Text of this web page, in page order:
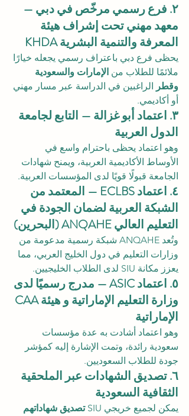
٢. فرع رسمي مرخّص في دبي —
معهد مهني تحت إشراف هيئة
المعرفة والتنمية البشرية KHDA
يحظى فرع دبي باعتراف رسمي يجعله خيارًا
ملائمًا للطلاب من الإمارات والسعودية
وقطر الراغبين في الدراسة عبر مسار مهني
أو أكاديمي.
٣. اعتماد أبو غزالة — التابع لجامعة
الدول العربية
وهو اعتماد يحظى باحترام واسع في
الأوساط الأكاديمية العربية، ويمنح شهادات
الجامعة قبولًا قويًا لدى المؤسسات العربية.
٤. اعتماد ECLBS — المعتمد من
الشبكة العربية لضمان الجودة في
التعليم العالي ANQAHE (البحرين)
وتُعد ANQAHE شبكة رسمية مدعومة من
وزارات التعليم في دول الخليج العربي، مما
يعزز مكانة SIU لدى الطلاب الخليجيين.
٥. اعتماد ASIC — مدرج رسميًا لدى
الإماراتية
وهو اعتماد أشادت به عدة مؤسسات
سعودية رائدة، وتمت الإشارة إليه كمؤشر
جودة للطلاب السعوديين.
٦. تصديق الشهادات عبر الملحقية
الثقافية السعودية
يمكن لجميع خريجي SIU
تصديق شهاداتهم